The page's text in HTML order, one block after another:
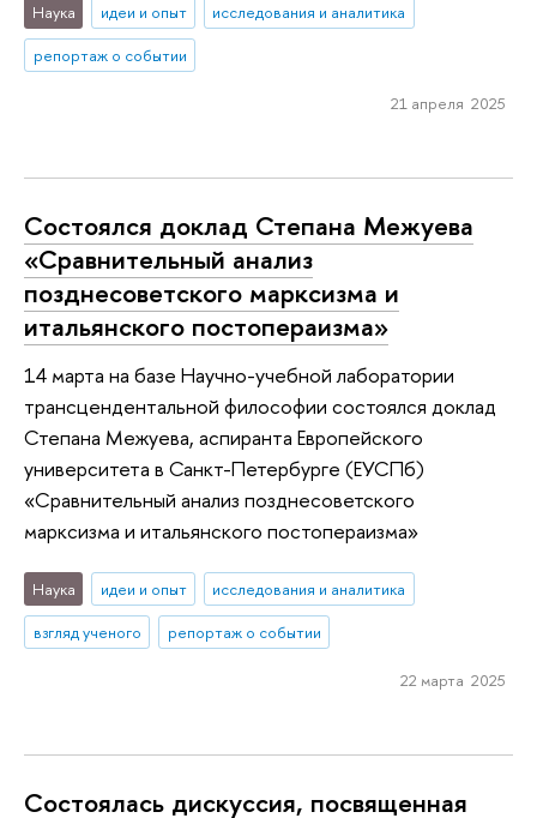
Наука идеи и опыт
исследования и аналитика
репортаж о событии
21 апреля 2025
Состоялся доклад Степана Межуева
«Сравнительный анализ
позднесоветского марксизма и
итальянского постопераизма»
14 марта на базе Научно-учебной лаборатории
трансцендентальной философии состоялся доклад
Степана Межуева, аспиранта Европейского
университета в Санкт-Петербурге (ЕУСПб)
«Сравнительный анализ позднесоветского
марксизма и итальянского постопераизма»
Наука идеи и опыт
исследования и аналитика
взгляд ученого
репортаж о событии
22 марта 2025
Состоялась дискуссия, посвященная